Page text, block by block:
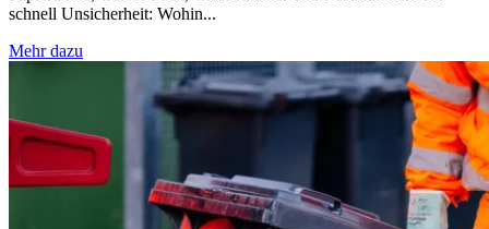
schnell Unsicherheit: Wohin...
Mehr dazu